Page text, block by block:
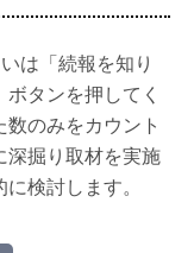
は「続報を知り
タンを押してく
のみをカウント
深掘り取材を実施
検討します。